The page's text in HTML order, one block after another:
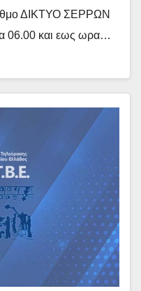
ΔΙΚΤΥΟ ΣΕΡΡΩΝ
06.00 και εως ωρα…